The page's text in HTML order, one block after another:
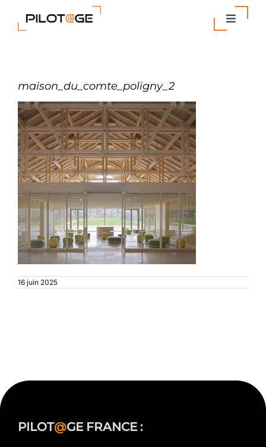
contenu
Toggle
Entreprise
Actualités
Contact
maison_du_comte_poligny_2
16 juin 2025
PILOT@GE FRANCE :